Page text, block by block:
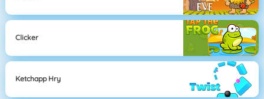
Clicker
Ketchapp Hry